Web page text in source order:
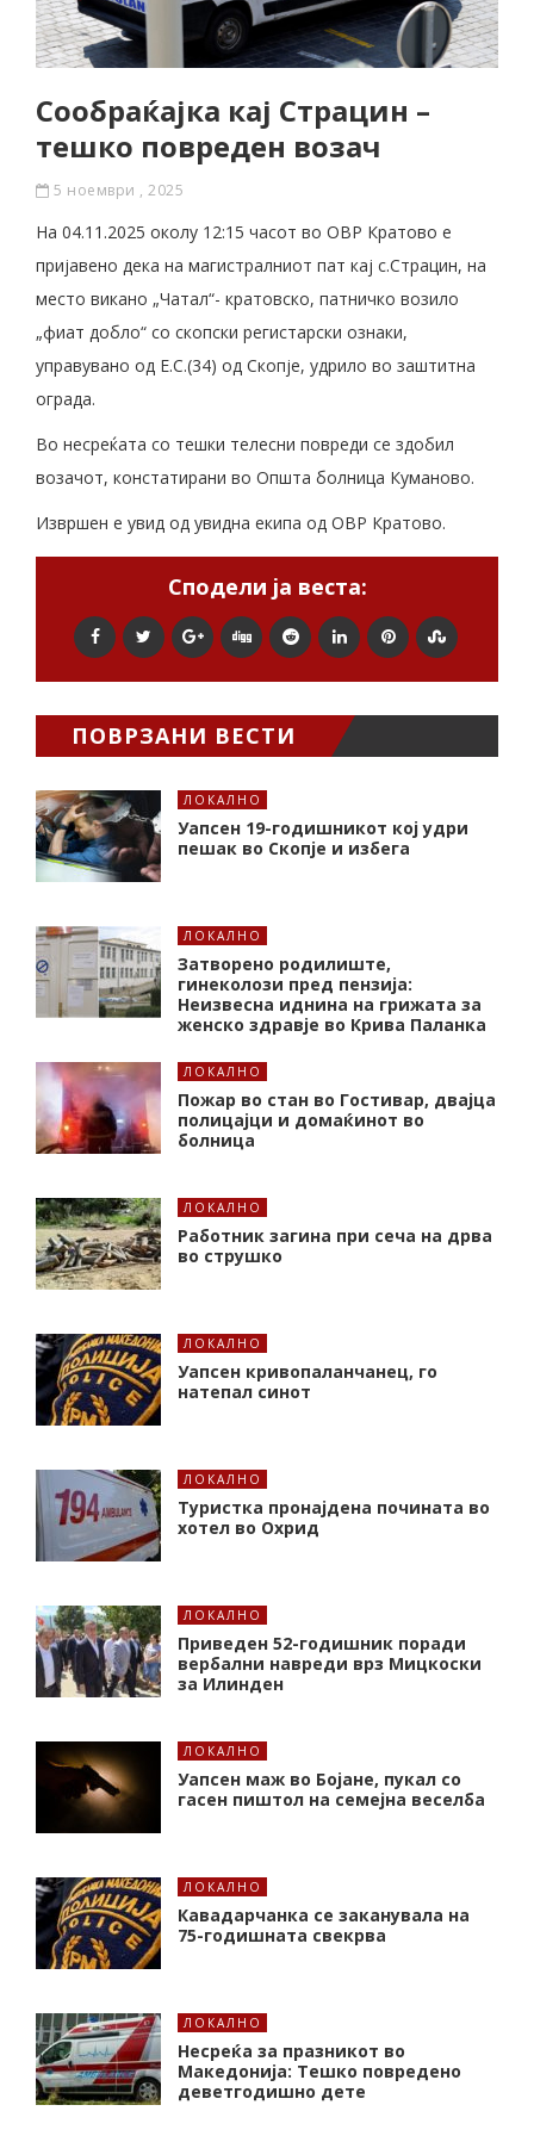
Сообраќајка кај Страцин –
тешко повреден возач
5 ноември , 2025
На 04.11.2025 околу 12:15 часот во ОВР Кратово е
пријавено дека на магистралниот пат кај с.Страцин, на
место викано „Чатал“- кратовско, патничко возило
„фиат добло“ со скопски регистарски ознаки,
управувано од Е.С.(34) од Скопје, удрило во заштитна
ограда.
Во несреќата со тешки телесни повреди се здобил
возачот, констатирани во Општа болница Куманово.
Извршен е увид од увидна екипа од ОВР Кратово.
Сподели ја веста:
ПОВРЗАНИ ВЕСТИ
ЛОКАЛНО
Уапсен 19-годишникот кој удри
пешак во Скопје и избега
ЛОКАЛНО
Затворено родилиште,
гинеколози пред пензија:
Неизвесна иднина на грижата за
женско здравје во Крива Паланка
ЛОКАЛНО
Пожар во стан во Гостивар, двајца
полицајци и домаќинот во
болница
ЛОКАЛНО
Работник загина при сеча на дрва
во струшко
ЛОКАЛНО
Уапсен кривопаланчанец, го
натепал синот
ЛОКАЛНО
Туристка пронајдена почината во
хотел во Охрид
ЛОКАЛНО
Приведен 52-годишник поради
вербални навреди врз Мицкоски
за Илинден
ЛОКАЛНО
Уапсен маж во Бојане, пукал со
гасен пиштол на семејна веселба
ЛОКАЛНО
Кавадарчанка се заканувала на
75-годишната свекрва
ЛОКАЛНО
Несреќа за празникот во
Македонија: Тешко повредено
деветгодишно дете